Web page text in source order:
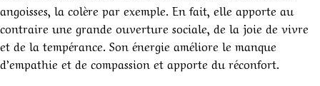
angoisses, la colère par exemple. En fait, elle apporte au
contraire une grande ouverture sociale, de la joie de vivre
et de la tempérance. Son énergie améliore le manque
d’empathie et de compassion et apporte du réconfort.